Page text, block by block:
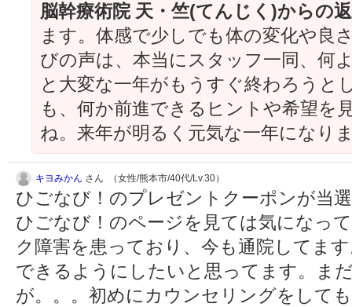
脳幹療術院 天・竺(てんじく)からの
ます。体感で少しでも体の変化や良
びの声は、本当にスタッフ一同、何
と大変な一年がもうすぐ終わろうと
も、何か前進できるヒントや希望を
ね。来年が明るく元気な一年になり
キヨみかん さん （女性/熊本市/40代/Lv.30）
ひごなび！のプレゼントクーポンが当
ひごなび！のページを見ては気になっ
ク障害を患っており、今も通院してま
できるようにしたいと思ってます。ま
が。。。初めにカウンセリングをして